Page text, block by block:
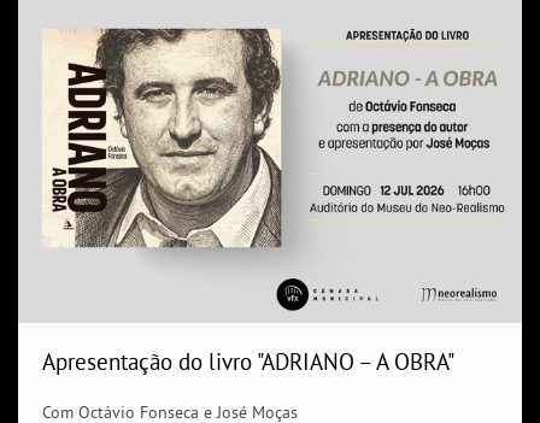
Apresentação do livro "ADRIANO – A OBRA"
Com Octávio Fonseca e José Moças